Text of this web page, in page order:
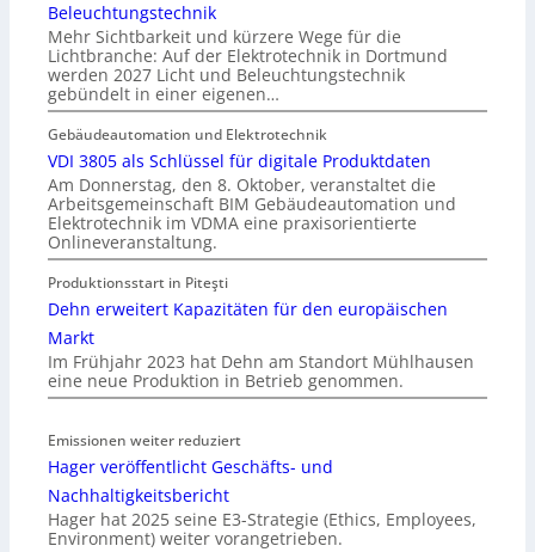
Beleuchtungstechnik
Mehr Sichtbarkeit und kürzere Wege für die
Lichtbranche: Auf der Elektrotechnik in Dortmund
werden 2027 Licht und Beleuchtungstechnik
gebündelt in einer eigenen…
Gebäudeautomation und Elektrotechnik
VDI 3805 als Schlüssel für digitale Produktdaten
Am Donnerstag, den 8. Oktober, veranstaltet die
Arbeitsgemeinschaft BIM Gebäudeautomation und
Elektrotechnik im VDMA eine praxisorientierte
Onlineveranstaltung.
Produktionsstart in Piteşti
Dehn erweitert Kapazitäten für den europäischen
Markt
Im Frühjahr 2023 hat Dehn am Standort Mühlhausen
eine neue Produktion in Betrieb genommen.
Emissionen weiter reduziert
Hager veröffentlicht Geschäfts- und
Nachhaltigkeitsbericht
Hager hat 2025 seine E3-Strategie (Ethics, Employees,
Environment) weiter vorangetrieben.